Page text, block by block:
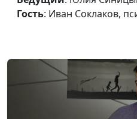
Как отказать, чтобы
не обидеть?
Почему мы теряем
интерес к жизни?
Гость: Иван Соклаков,